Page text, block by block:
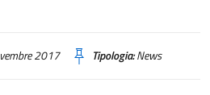
2017 Tipologia:News